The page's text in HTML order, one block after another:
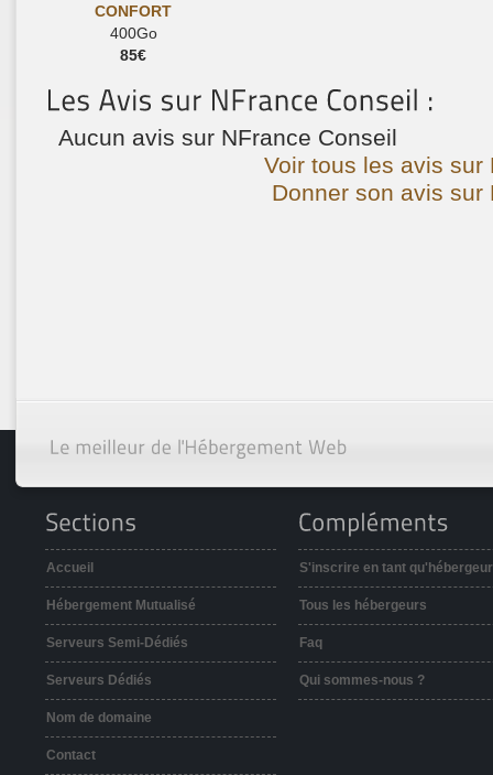
CONFORT
400Go
85€
Aucun avis sur NFrance Conseil
Voir tous les avis sur
Donner son avis sur
Accueil
Hébergement Mutualisé
Serveurs Semi-Dédiés
Serveurs Dédiés
Nom de domaine
Contact
S'inscrire en tant qu'hébergeur
Tous les hébergeurs
Faq
Qui sommes-nous ?